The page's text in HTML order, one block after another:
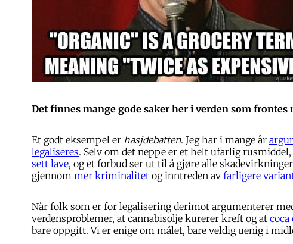
Det finnes mange gode saker her i verden som frontes
Et godt eksempel er hasjdebatten. Jeg har i mange år
legaliseres. Selv om det neppe er et helt ufarlig rusmiddel,
sett lave, og et forbud ser ut til å gjøre alle
gjennom mer kriminalitet og inntreden av farligere
Når folk som er for legalisering derimot argumenterer
verdensproblemer, at cannabisolje kurerer kreft og at coca
bare oppgitt. Vi er enige om målet, bare veldig uenig i